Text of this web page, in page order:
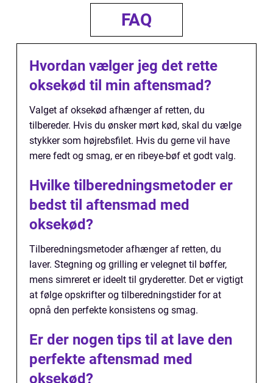
FAQ
Hvordan vælger jeg det rette
oksekød til min aftensmad?
Valget af oksekød afhænger af retten, du
tilbereder. Hvis du ønsker mørt kød, skal du vælge
stykker som højrebsfilet. Hvis du gerne vil have
mere fedt og smag, er en ribeye-bøf et godt valg.
Hvilke tilberedningsmetoder er
bedst til aftensmad med
oksekød?
Tilberedningsmetoder afhænger af retten, du
laver. Stegning og grilling er velegnet til bøffer,
mens simreret er ideelt til gryderetter. Det er vigtigt
at følge opskrifter og tilberedningstider for at
opnå den perfekte konsistens og smag.
Er der nogen tips til at lave den
perfekte aftensmad med
oksekød?